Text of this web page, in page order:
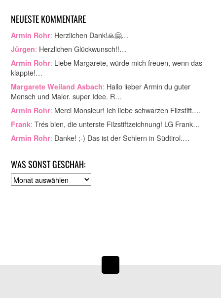
NEUESTE KOMMENTARE
Armin Rohr: Herzlichen Dank!🙏🤗…
Jürgen: Herzlichen Glückwunsch!!…
Armin Rohr: Liebe Margarete, würde mich freuen, wenn das
klappte!…
Margarete Weiland Asbach: Hallo lieber Armin du guter
Mensch und Maler. super Idee. R…
Armin Rohr: Merci Monsieur! Ich liebe schwarzen Filzstift.…
Frank: Trés bien, die unterste Filzstiftzeichnung! LG Frank…
Armin Rohr: Danke! ;-) Das ist der Schlern in Südtirol.…
WAS SONST GESCHAH:
A